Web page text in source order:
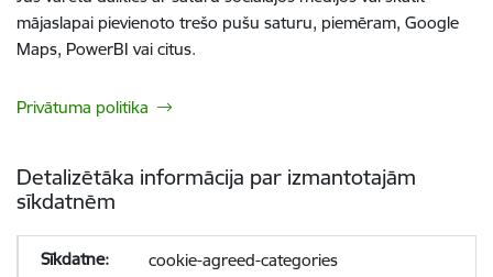
mājaslapai pievienoto trešo pušu saturu, piemēram, Google
Maps, PowerBI vai citus.
Privātuma politika
Detalizētāka informācija par izmantotajām
sīkdatnēm
cookie-agreed-categories